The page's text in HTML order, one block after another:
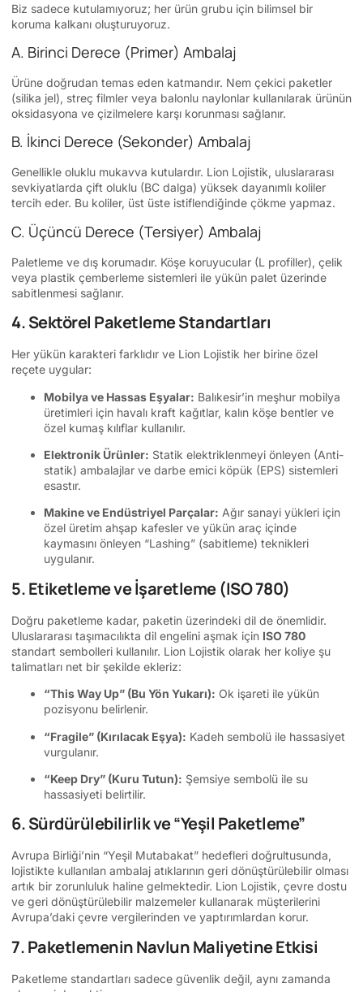
Biz sadece kutulamıyoruz; her ürün grubu için bilimsel bir
koruma kalkanı oluşturuyoruz.
A. Birinci Derece (Primer) Ambalaj
Ürüne doğrudan temas eden katmandır. Nem çekici paketler
(silika jel), streç filmler veya balonlu naylonlar kullanılarak ürünün
oksidasyona ve çizilmelere karşı korunması sağlanır.
B. İkinci Derece (Sekonder) Ambalaj
Genellikle oluklu mukavva kutulardır. Lion Lojistik, uluslararası
sevkiyatlarda çift oluklu (BC dalga) yüksek dayanımlı koliler
tercih eder. Bu koliler, üst üste istiflendiğinde çökme yapmaz.
C. Üçüncü Derece (Tersiyer) Ambalaj
Paletleme ve dış korumadır. Köşe koruyucular (L profiller), çelik
veya plastik çemberleme sistemleri ile yükün palet üzerinde
sabitlenmesi sağlanır.
4. Sektörel Paketleme Standartları
Her yükün karakteri farklıdır ve Lion Lojistik her birine özel
reçete uygular:
Mobilya ve Hassas Eşyalar: Balıkesir’in meşhur mobilya
üretimleri için havalı kraft kağıtlar, kalın köşe bentler ve
özel kumaş kılıflar kullanılır.
Elektronik Ürünler: Statik elektriklenmeyi önleyen (Anti-
statik) ambalajlar ve darbe emici köpük (EPS) sistemleri
esastır.
Makine ve Endüstriyel Parçalar: Ağır sanayi yükleri için
özel üretim ahşap kafesler ve yükün araç içinde
kaymasını önleyen “Lashing” (sabitleme) teknikleri
uygulanır.
5. Etiketleme ve İşaretleme (ISO 780)
Doğru paketleme kadar, paketin üzerindeki dil de önemlidir.
Uluslararası taşımacılıkta dil engelini aşmak için ISO 780
standart sembolleri kullanılır. Lion Lojistik olarak her koliye şu
talimatları net bir şekilde ekleriz:
“This Way Up” (Bu Yön Yukarı): Ok işareti ile yükün
pozisyonu belirlenir.
“Fragile” (Kırılacak Eşya): Kadeh sembolü ile hassasiyet
vurgulanır.
“Keep Dry” (Kuru Tutun): Şemsiye sembolü ile su
hassasiyeti belirtilir.
6. Sürdürülebilirlik ve “Yeşil Paketleme”
Avrupa Birliği’nin “Yeşil Mutabakat” hedefleri doğrultusunda,
lojistikte kullanılan ambalaj atıklarının geri dönüştürülebilir olması
artık bir zorunluluk haline gelmektedir. Lion Lojistik, çevre dostu
ve geri dönüştürülebilir malzemeler kullanarak müşterilerini
Avrupa’daki çevre vergilerinden ve yaptırımlardan korur.
7. Paketlemenin Navlun Maliyetine Etkisi
Paketleme standartları sadece güvenlik değil, aynı zamanda